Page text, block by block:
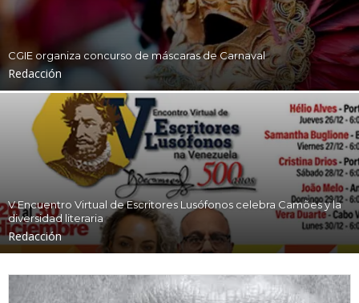
CGIE organiza concurso de máscaras de Carnaval
Redacción
V Encuentro Virtual de Escritores Lusófonos celebra Camões y la
diversidad literaria
Redacción